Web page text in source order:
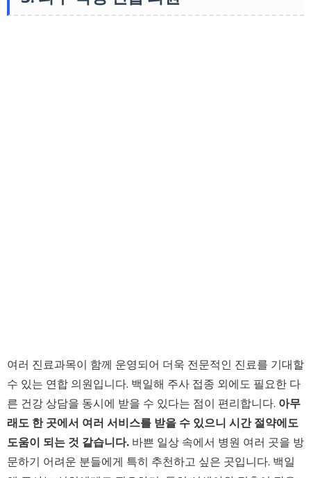
여러 진료과목이 함께 운영되어 더욱 전문적인 진료를 기대할
수 있는 연합 의원입니다. 백일해 주사 접종 외에도 필요한 다
른 건강 상담을 동시에 받을 수 있다는 점이 편리합니다. 아무
래도 한 곳에서 여러 서비스를 받을 수 있으니 시간 절약에도
도움이 되는 것 같습니다. 바쁜 일상 속에서 병원 여러 곳을 방
문하기 어려운 분들에게 특히 추천하고 싶은 곳입니다. 백일